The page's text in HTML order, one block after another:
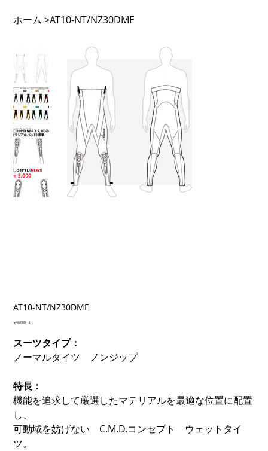
ホーム >AT10-NT/NZ30DME
AT10-NT/NZ30DME
価
￥46,000 より
スーツタイプ：
ノーマルタイツ ノンジップ
特長：
機能を追求して厳選したマテリアルを最適な位置に配置
し、
可動域を妨げない C.M.D.コンセプト ウェットタイ
ツ。